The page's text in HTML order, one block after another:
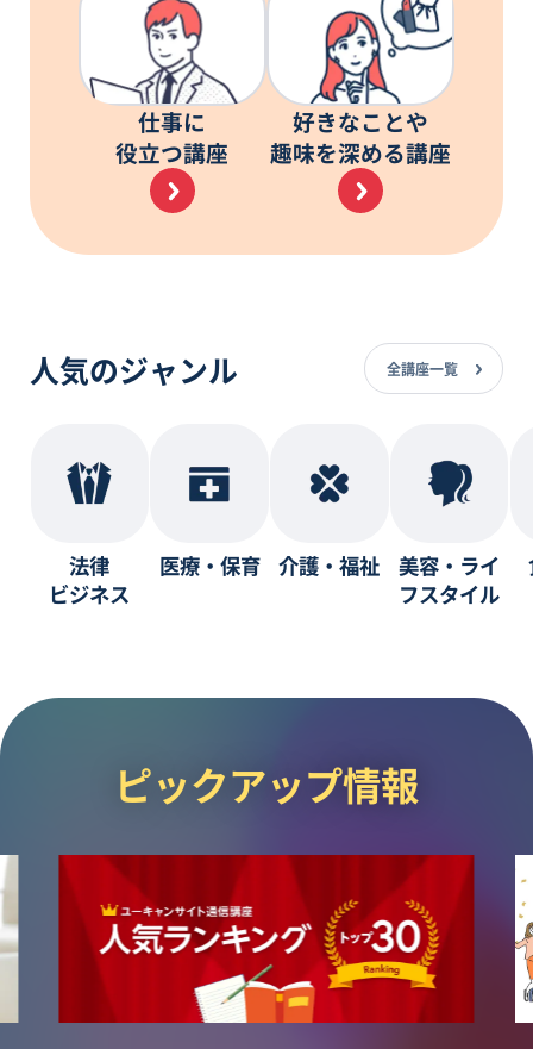
仕事に
役立つ講座
好きなことや
趣味を深める講座
人気のジャンル 全講座一覧
法律
ビジネス
医療・保育 介護・福祉
美容・ライ
フスタイル
ピックアップ情報